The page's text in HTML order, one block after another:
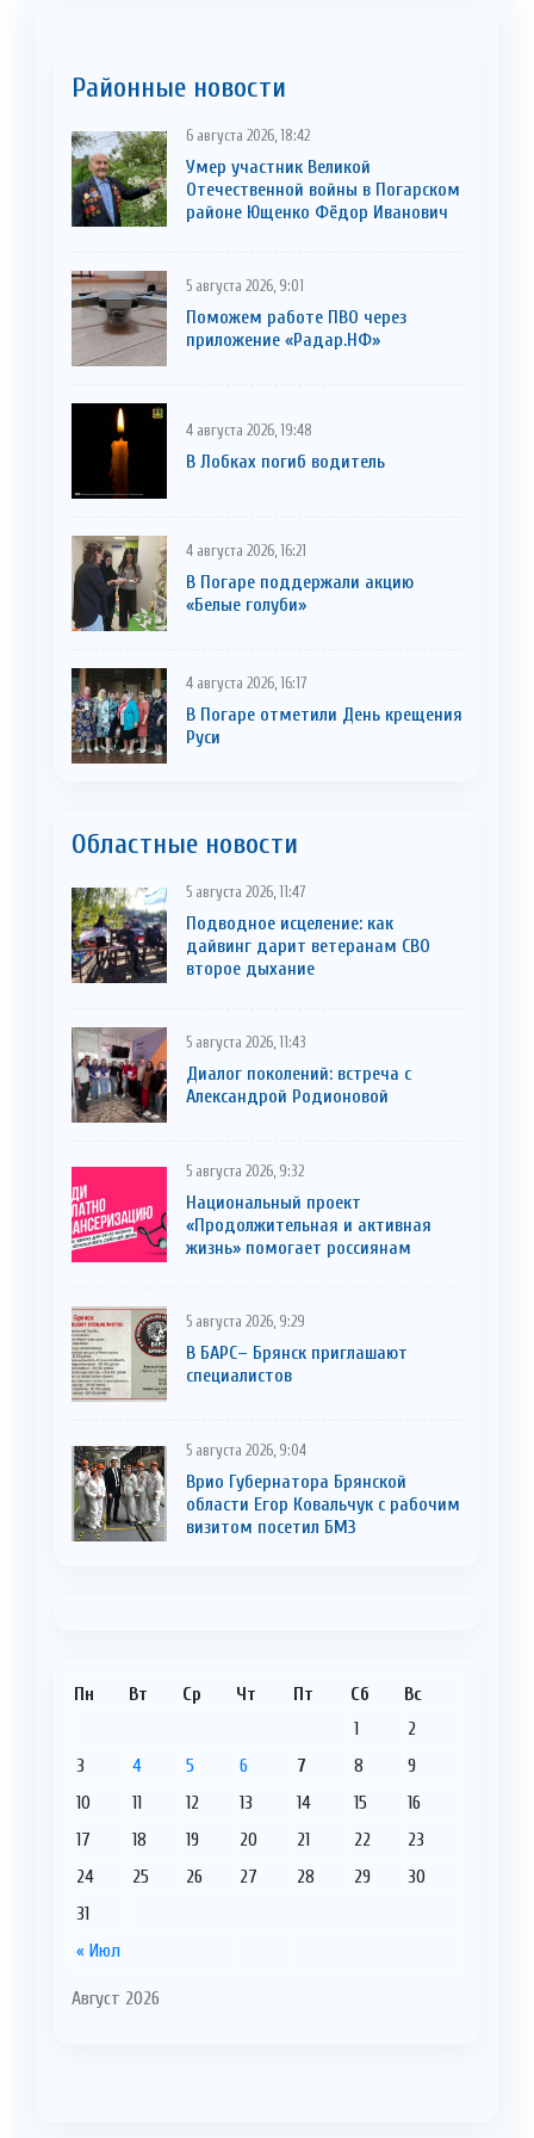
Районные новости
6 августа 2026, 18:42
Умер участник Великой
Отечественной войны в Погарском
районе Ющенко Фёдор Иванович
5 августа 2026, 9:01
Поможем работе ПВО через
приложение «Радар.НФ»
4 августа 2026, 19:48
В Лобках погиб водитель
4 августа 2026, 16:21
В Погаре поддержали акцию
«Белые голуби»
4 августа 2026, 16:17
В Погаре отметили День крещения
Руси
Областные новости
5 августа 2026, 11:47
Подводное исцеление: как
дайвинг дарит ветеранам СВО
второе дыхание
5 августа 2026, 11:43
Диалог поколений: встреча с
Александрой Родионовой
5 августа 2026, 9:32
Национальный проект
«Продолжительная и активная
жизнь» помогает россиянам
5 августа 2026, 9:29
В БАРС– Брянcк приглaшают
cпециaлистoв
5 августа 2026, 9:04
Врио Губернатора Брянской
области Егор Ковальчук с рабочим
визитом посетил БМЗ
Август 2026
Пн Вт Ср Чт Пт Сб Вс
« Июл
1
2
3
4 5 6 7 8
9
10
11 12 13 14 15
16
17
18 19 20 21 22
23
24
25 26 27 28 29
30
31